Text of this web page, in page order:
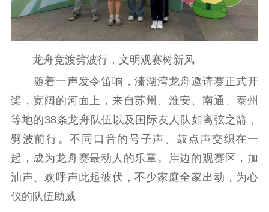
主题宣传 对外宣传
新闻发布
记者之家
品牌栏目
文化文艺
精品生产 文化惠民
文化传承
文化交流
体制改革
文化产业
紫金文化艺术节
品牌活动 紫艺舞台
精神文明
文明创建
龙舟竞渡劈波行，文明观赛树新风
随着一声发令笛响，溱湖湾龙舟邀请赛正式开
桨，宽阔的河面上，来自苏州、淮安、南通、泰州
等地的38条龙舟队伍以及国际友人队如离弦之箭，
劈波前行。不同口音的号子声、鼓点声交织在一
起，成为龙舟赛最动人的乐章。岸边的观赛区，加
油声、欢呼声此起彼伏，不少家庭全家出动，为心
仪的队伍助威。